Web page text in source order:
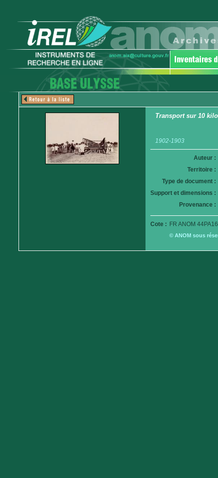
Transport sur 10
1902-1903
Auteur :
Territoire :
Type de document :
Support et dimensions :
Provenance :
Cote : FR ANOM
© ANOM sous